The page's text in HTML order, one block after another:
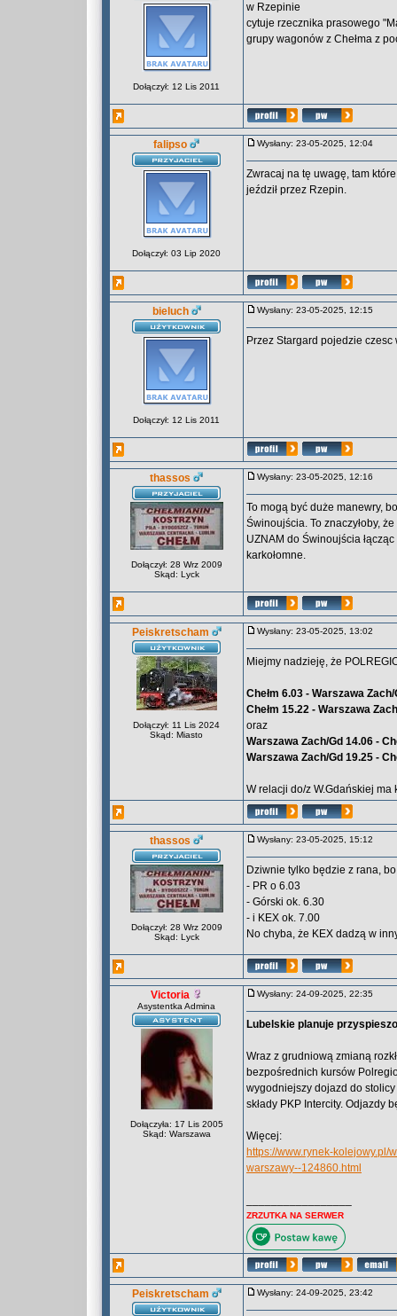
Dołączył: 12 Lis 2011
w Rzepinie
cytuje rzecznika prasowego
grupy wagonów z Chełma z
falipso
Dołączył: 03 Lip 2020
Wysłany: 23-05-2025, 12:04
Zwracaj na tę uwagę, tam
jeździł przez Rzepin.
bieluch
Dołączył: 12 Lis 2011
Wysłany: 23-05-2025, 12:15
Przez Stargard pojedzie
thassos
Dołączył: 28 Wrz 2009
Skąd: Lyck
Wysłany: 23-05-2025, 12:16
To mogą być duże manewry,
Świnoujścia. To znaczyłoby,
UZNAM do Świnoujścia
karkołomne.
Peiskretscham
Dołączył: 11 Lis 2024
Skąd: Miasto
Wysłany: 23-05-2025, 13:02
Miejmy nadzieję, że
Chełm 6.03 - Warszawa
Chełm 15.22 - Warszawa
oraz
Warszawa Zach/Gd 14.06 -
Warszawa Zach/Gd 19.25 -
W relacji do/z W.Gdańskiej
thassos
Dołączył: 28 Wrz 2009
Skąd: Lyck
Wysłany: 23-05-2025, 15:12
Dziwnie tylko będzie z rana,
- PR o 6.03
- Górski ok. 6.30
- i KEX ok. 7.00
No chyba, że KEX dadzą w
Victoria
Asystentka Admina
Dołączyła: 17 Lis 2005
Skąd: Warszawa
Wysłany: 24-09-2025, 22:35
Lubelskie planuje
Wraz z grudniową zmianą
bezpośrednich kursów
wygodniejszy dojazd do
składy PKP Intercity. Odjazdy
Więcej:
https://www.rynek-
warszawy--124860.html
ZRZUTKA NA SERWER
Peiskretscham Wysłany: 24-09-2025, 23:42